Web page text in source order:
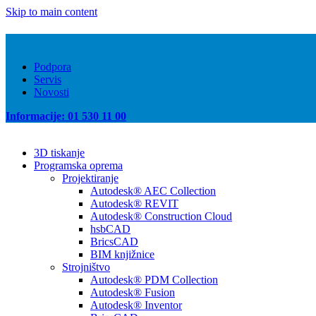
Skip to main content
Podpora
Servis
Novosti
Informacije: 01 530 11 00
3D tiskanje
Programska oprema
Projektiranje
Autodesk® AEC Collection
Autodesk® REVIT
Autodesk® Construction Cloud
hsbCAD
BricsCAD
BIM knjižnice
Strojništvo
Autodesk® PDM Collection
Autodesk® Fusion
Autodesk® Inventor